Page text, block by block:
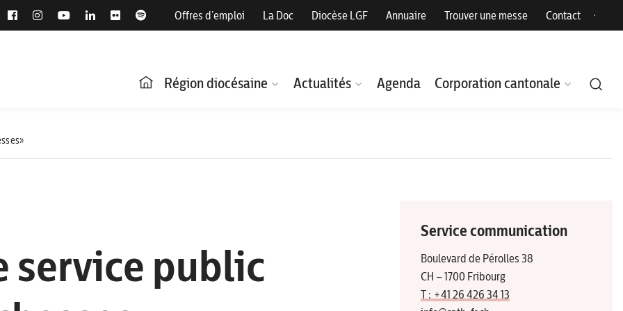
Offres d’emploi La Doc Diocèse LGF Annuaire Trouver une messe Contact
Région diocésaine Actualités Agenda Corporation cantonale
service public
Service communication
Boulevard de Pérolles 38
CH – 1700 Fribourg
T : +41 26 426 34 13